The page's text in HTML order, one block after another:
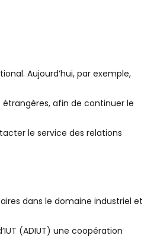
Aujourd’hui, par exemple,
afin de continuer le
le service des relations
dans le domaine industriel et
(ADIUT) une coopération